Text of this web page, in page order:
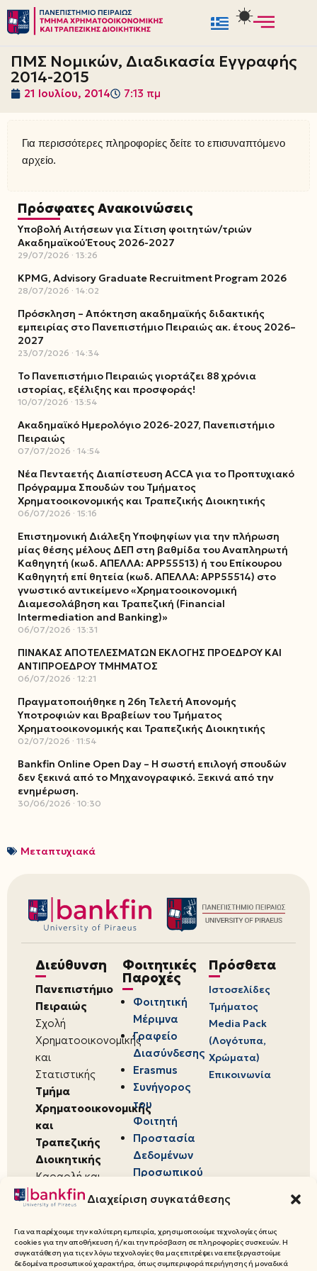
Διαχείριση συγκατάθεσης
Για να παρέχουμε την καλύτερη εμπειρία, χρησιμοποιούμε τεχνολογίες όπως
cookies για την αποθήκευση ή/και την πρόσβαση σε πληροφορίες συσκευών. Η
συγκατάθεση για τις εν λόγω τεχνολογίες θα μας επιτρέψει να επεξεργαστούμε
δεδομένα προσωπικού χαρακτήρα, όπως συμπεριφορά περιήγησης ή μοναδικά
Μεταπηδήστε
στο
περιεχόμενο
ΠΜΣ Νομικών, Διαδικασία Εγγραφής
2014-2015
21 Ιουλίου, 2014 7:13 πμ
Για περισσότερες πληροφορίες δείτε το επισυναπτόμενο
αρχείο.
Πρόσφατες Ανακοινώσεις
Υποβολή Αιτήσεων για Σίτιση φοιτητών/τριών
Ακαδημαϊκού Έτους 2026-2027
29/07/2026 13:26
KPMG, Advisory Graduate Recruitment Program 2026
28/07/2026 14:02
Πρόσκληση – Απόκτηση ακαδημαϊκής διδακτικής
εμπειρίας στο Πανεπιστήμιο Πειραιώς ακ. έτους 2026–
2027
23/07/2026 14:34
Το Πανεπιστήμιο Πειραιώς γιορτάζει 88 χρόνια
ιστορίας, εξέλιξης και προσφοράς!
10/07/2026 13:54
Ακαδημαϊκό Ημερολόγιο 2026-2027, Πανεπιστήμιο
Πειραιώς
07/07/2026 14:54
Νέα Πενταετής Διαπίστευση ACCA για το Προπτυχιακό
Πρόγραμμα Σπουδών του Τμήματος
Χρηματοοικονομικής και Τραπεζικής Διοικητικής
06/07/2026 15:16
Επιστημονική Διάλεξη Υποψηφίων για την πλήρωση
μίας θέσης μέλους ΔΕΠ στη βαθμίδα του Αναπληρωτή
Καθηγητή (κωδ. ΑΠΕΛΛΑ: ΑΡΡ55513) ή του Επίκουρου
Καθηγητή επί θητεία (κωδ. ΑΠΕΛΛΑ: ΑΡΡ55514) στο
γνωστικό αντικείμενο «Χρηματοοικονομική
Διαμεσολάβηση και Τραπεζική (Financial
Intermediation and Banking)»
06/07/2026 13:31
ΠΙΝΑΚΑΣ ΑΠΟΤΕΛΕΣΜΑΤΩΝ ΕΚΛΟΓΗΣ ΠΡΟΕΔΡΟΥ ΚΑΙ
ΑΝΤΙΠΡΟΕΔΡΟΥ ΤΜΗΜΑΤΟΣ
06/07/2026 12:21
Πραγματοποιήθηκε η 26η Τελετή Απονομής
Υποτροφιών και Βραβείων του Τμήματος
Χρηματοοικονομικής και Τραπεζικής Διοικητικής
02/07/2026 11:54
Bankfin Online Open Day – Η σωστή επιλογή σπουδών
δεν ξεκινά από το Μηχανογραφικό. Ξεκινά από την
ενημέρωση.
30/06/2026 10:30
Μεταπτυχιακά
Διεύθυνση
Πανεπιστήμιο
Πειραιώς
Σχολή
Χρηματοοικονομικής
και
Στατιστικής
Τμήμα
Χρηματοοικονομικής
και
Τραπεζικής
Διοικητικής
Καραολή και
Δημητρίου 80,
18534,
Πειραιάς
Φοιτητικές
Παροχές
Φοιτητική
Μέριμνα
Γραφείο
Διασύνδεσης
Erasmus
Συνήγορος
του
Φοιτητή
Προστασία
Δεδομένων
Προσωπικού
Πρόσθετα
Ιστοσελίδες
Τμήματος
Media Pack
(Λογότυπα,
Χρώματα)
Επικοινωνία